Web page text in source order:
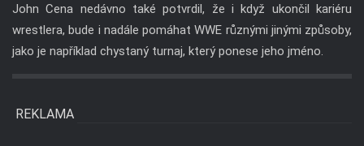
John Cena nedávno také potvrdil, že i když ukončil kariéru
wrestlera, bude i nadále pomáhat WWE různými jinými způsoby,
jako je například chystaný turnaj, který ponese jeho jméno.
REKLAMA